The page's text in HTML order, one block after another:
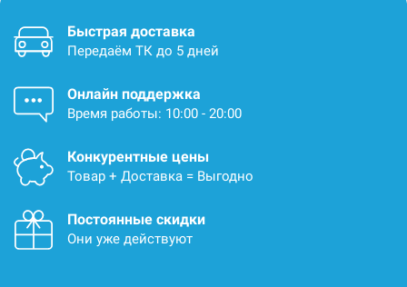
Быстрая доставка
Передаём ТК до 5 дней
Онлайн поддержка
Время работы: 10:00 - 20:00
Конкурентные цены
Товар + Доставка = Выгодно
Постоянные скидки
Они уже действуют